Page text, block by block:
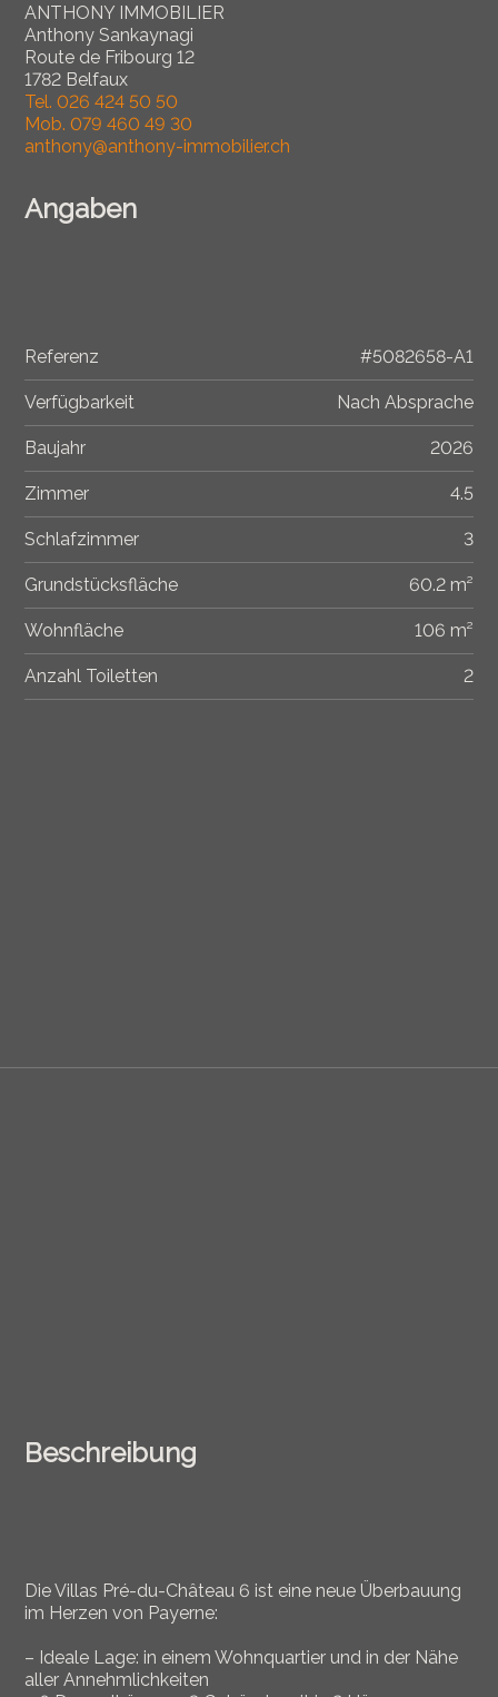
Beschreibung
Die Villas Pré-du-Château 6 ist eine neue Überbauung
im Herzen von Payerne:
– Ideale Lage: in einem Wohnquartier und in der Nähe
aller Annehmlichkeiten
ANTHONY IMMOBILIER
Anthony Sankaynagi
Route de Fribourg 12
1782 Belfaux
Tel.026 424 50 50
Mob.079 460 49 30
anthony@anthony-immobilier.ch
Angaben
Referenz #5082658-A1
Verfügbarkeit Nach Absprache
Baujahr 2026
Zimmer 4.5
Schlafzimmer 3
Grundstücksfläche 60.2 m²
Wohnfläche 106 m²
Anzahl Toiletten 2